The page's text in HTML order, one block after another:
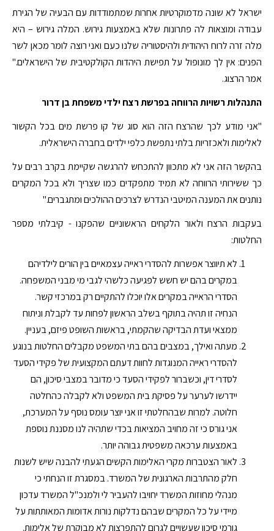
ישראל לא שונה מדמוקרטיות אחרות שמתמודדות עם הבעיה של הגירת
עבודה ומוצאות לה פתרונות שלא באמצעות גירוש. המלה גירוש – היא
מלה זרה לרוח היהודית ולהיסטוריה שלנו כעם ואני רוצה לומר מכאן לשר
הפנים: אין לך מונופול על תפישת היהדות הקולקטיבית של הישראלים."
אמר הרצוג.
התנהלות רשויות הרווחה בפרשת רצח ילדי משפחת בן דרור
"אני מודע לכך שהרצח הזה הוא סוג של קו פרשת מים בכל הקשור
לאלימות ולאכזריות בלתי נתפשת כלפי ילדים בחברה הישראלית.
בהקשר הזה אני לא מתכוון להתכחש להרגשה שקיימת בקרב רבים על
כך ששירותי הרווחה לא תמיד מתפקדים כמו שצריך ולא בכל המקרים
נותנים את המענה המיטבי הנדרש לצרכים ההולכים ומתגברים."
בעקבות הרצח ולאור הלקחים הראשוניים שהפקנו - קיבלתי מספר
החלטות:
לא תיווצר אפשרות להסדרי ראייה עצמאיים בין הורים לילדיהם
במקרים בהם יש חשש לפגיעה כלשהי לגבי מי מבני המשפחה.
הסדרי הראייה במקרים אלו יוכלו להתקיים רק במרכזי קשר.
הנחיה זו תהיה בתוקף בשלב הראשון לפחות עד לקבלת וניתוח
ממצאי ועדת הבדיקה שהקמתי, בראשות השופט פיזם, בעניין.
מעתה ואילך, במצבים בהם בתי המשפט מקבלים החלטות בנוגע
להסדרי ראייה המנוגדות לחוות דעתם המקצועית של פקידי הסעד
לסדרי דין, וכשברור לפקידי הסעד כי מדובר במצבי סיכון, הם
יידרשו לערער על פסיקת בית המשפט ולא לקבלה כהחלטה
חלוטה. למרות שבהחלטתי זו אני יוצר עומס נוסף על המערכת,
אני גורס כי זה מחויב המציאות בכדי שתהיה לנו מסננת נוספת
באמצעות ערכאה משפטית גבוהה יותר.
לאור הצטברות מקרי האלימות הקשים הגעתי להבנה שיש לשנות
חלק מהתרבות הארגונית של המשרד. במסגרת זו הנחתי כי
מנהלי מחוזות המשרד יחויבו להעביר לי ולמנכ"ל המשרד עדכון
מיידי על כל המקרים שבהם נדלקות נורות אדומות המאותתות על
גורמי סיכון שעשויים לגרום להתפרצות לא מבוקרת של אלימות.